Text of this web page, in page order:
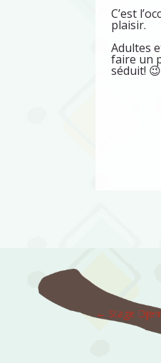
C’est
plaisir.
Adultes
faire un
séduit! 😉
← Stage